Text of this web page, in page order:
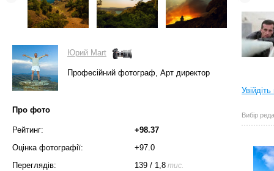
Юрий Mart
Професійний фотограф, Арт директор
Про фото
Рейтинг:
+98.37
Оцінка фотографії:
+97.0
Переглядів:
139 / 1,8 тис.
Вибір